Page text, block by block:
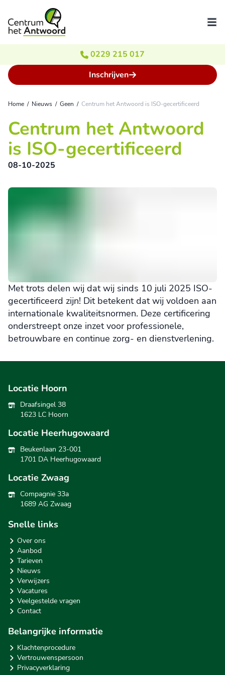
Ga naar de inhoud
0229 215 017
Inschrijven
Home / Nieuws / Geen / Centrum het Antwoord is ISO-gecertificeerd
Centrum het Antwoord
is ISO-gecertificeerd
08-10-2025
Met trots delen wij dat wij sinds 10 juli 2025 ISO-
gecertificeerd zijn! Dit betekent dat wij voldoen aan
internationale kwaliteitsnormen. Deze certificering
onderstreept onze inzet voor professionele,
betrouwbare en continue zorg- en dienstverlening.
Locatie Hoorn
Draafsingel 38
1623 LC Hoorn
Locatie Heerhugowaard
Beukenlaan 23-001
1701 DA Heerhugowaard
Locatie Zwaag
Compagnie 33a
1689 AG Zwaag
Snelle links
Over ons
Aanbod
Tarieven
Nieuws
Verwijzers
Vacatures
Veelgestelde vragen
Contact
Belangrijke informatie
Klachtenprocedure
Vertrouwenspersoon
Privacyverklaring